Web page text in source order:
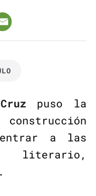
puso la
entrar a las
literario,